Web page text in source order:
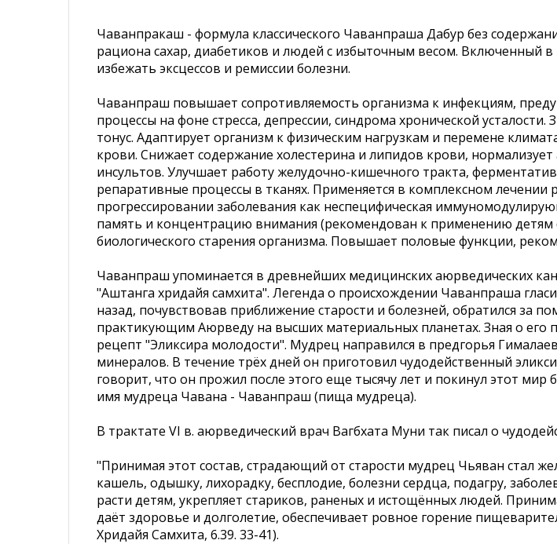
Чаванпракаш - формула классического Чаванпраша Дабур без
рациона сахар, диабетиков и людей с избыточным весом. Включенный
избежать эксцессов и ремиссии болезни.
Чаванпраш повышает сопротивляемость организма к инфекциям,
процессы на фоне стресса, депрессии, синдрома хронической
тонус. Адаптирует организм к физическим нагрузкам и перемене
крови. Снижает содержание холестерина и липидов крови,
инсультов. Улучшает работу желудочно-кишечного тракта,
репаративные процессы в тканях. Применяется в комплексном лечении
прогрессировании заболевания как неспецифическая
память и концентрацию внимания (рекомендован к применению детям
биологического старения организма. Повышает половые функции,
Чаванпраш упоминается в древнейших медицинских аюрведических
"Аштанга хридайя самхита". Легенда о происхождении Чаванпраша
назад, почувствовав приближение старости и болезней, обратился
практикующим Аюрведу на высших материальных планетах. Зная о
рецепт "Эликсира молодости". Мудрец направился в предгорья
минералов. В течение трёх дней он приготовил чудодейственный
говорит, что он прожил после этого еще тысячу лет и покинул этот мир
имя мудреца Чавана - Чаванпраш (пища мудреца).
В трактате VI в. аюрведический врач Вагбхата Муни так писал о
"Принимая этот состав, страдающий от старости мудрец Чьяван
кашель, одышку, лихорадку, бесплодие, болезни сердца, подагру,
расти детям, укрепляет стариков, раненых и истощённых людей.
даёт здоровье и долголетие, обеспечивает ровное горение
Хридайя Самхита, 6.39. 33-41).